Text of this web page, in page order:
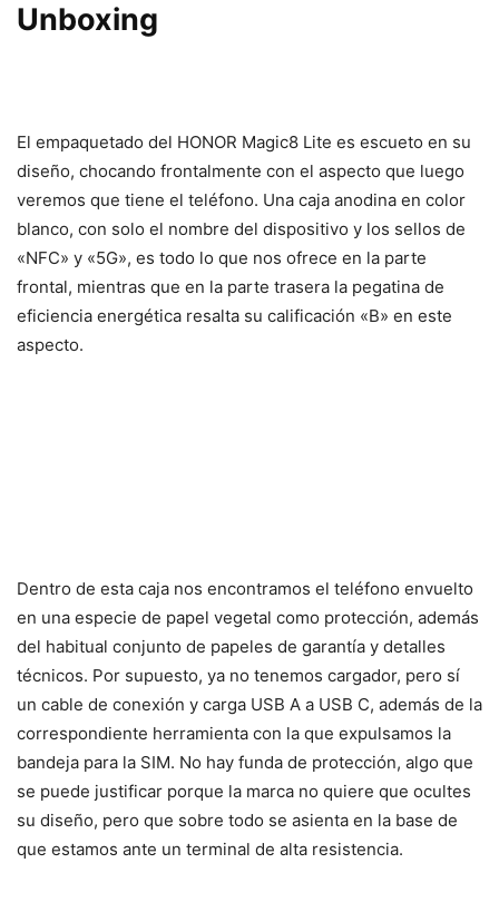
Unboxing
El empaquetado del HONOR Magic8 Lite es escueto en su
diseño, chocando frontalmente con el aspecto que luego
veremos que tiene el teléfono. Una caja anodina en color
blanco, con solo el nombre del dispositivo y los sellos de
«NFC» y «5G», es todo lo que nos ofrece en la parte
frontal, mientras que en la parte trasera la pegatina de
eficiencia energética resalta su calificación «B» en este
aspecto.
Dentro de esta caja nos encontramos el teléfono envuelto
en una especie de papel vegetal como protección, además
del habitual conjunto de papeles de garantía y detalles
técnicos. Por supuesto, ya no tenemos cargador, pero sí
un cable de conexión y carga USB A a USB C, además de la
correspondiente herramienta con la que expulsamos la
bandeja para la SIM. No hay funda de protección, algo que
se puede justificar porque la marca no quiere que ocultes
su diseño, pero que sobre todo se asienta en la base de
que estamos ante un terminal de alta resistencia.